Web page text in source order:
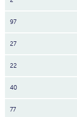
97
27
22
40
77